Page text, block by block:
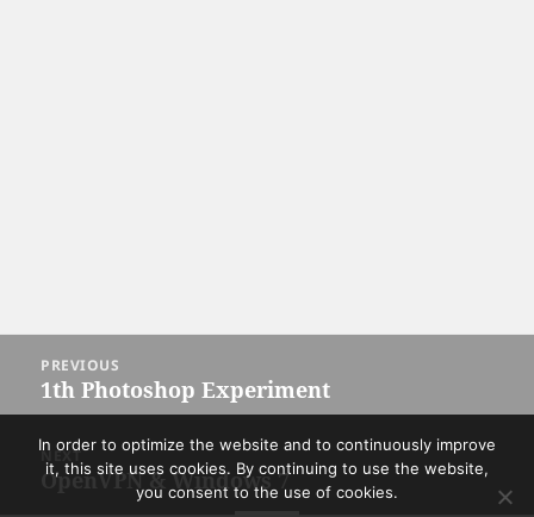
navigation
PREVIOUS
Previous
post:
1th Photoshop Experiment
NEXT
Next
OpenVPN & Windows 7
In order to optimize the website and to continuously improve
it, this site uses cookies. By continuing to use the website,
you consent to the use of cookies.